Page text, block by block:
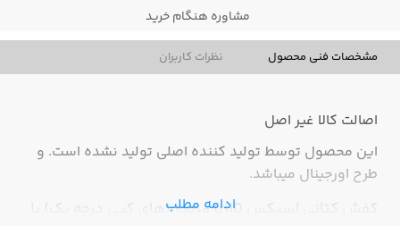
مشاوره هنگام خرید
مشخصات فنی محصول نظرات کاربران
اصالت کالا غیر اصل
این محصول توسط تولید کننده اصلی تولید نشده است. و
طرح اورجینال میباشد.
کفش کتانی اسیکس noosa tri10(های کپی درجه یک) باادامه مطلب